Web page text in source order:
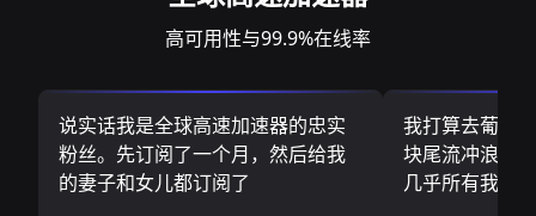
高可用性与99.9%在线率
说实话我是全球高速加速器的忠实
粉丝。先订阅了一个月，然后给我
的妻子和女儿都订阅了
我打算去葡萄
块尾流冲浪板
几乎所有我需